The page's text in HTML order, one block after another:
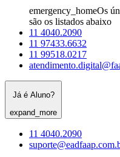
emergency_homeOs
são os listados abaixo
11 4040.2090
11 97433.6632
11 99518.0217
Já é Aluno?
expand_more
11 4040.2090